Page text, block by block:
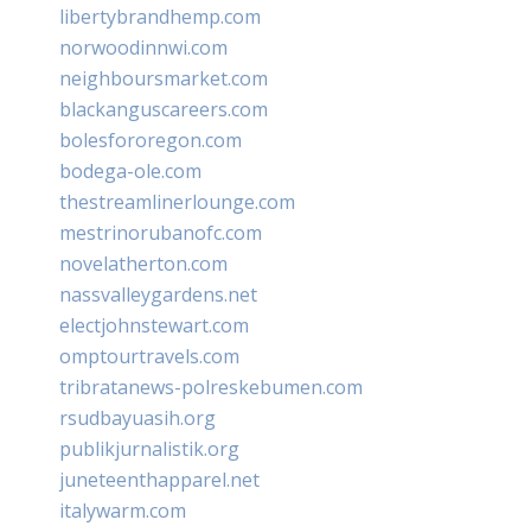
libertybrandhemp.com
norwoodinnwi.com
neighboursmarket.com
blackanguscareers.com
bolesfororegon.com
bodega-ole.com
thestreamlinerlounge.com
mestrinorubanofc.com
novelatherton.com
nassvalleygardens.net
electjohnstewart.com
omptourtravels.com
tribratanews-polreskebumen.com
rsudbayuasih.org
publikjurnalistik.org
juneteenthapparel.net
italywarm.com